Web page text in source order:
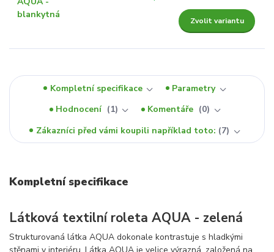
Zvolit variantu
Kompletní specifikace
Parametry
Hodnocení
1 Komentáře
0
Zákazníci před vámi koupili například toto: 7
Kompletní specifikace
Látková textilní roleta AQUA - zelená
Strukturovaná látka AQUA dokonale kontrastuje s hladkými